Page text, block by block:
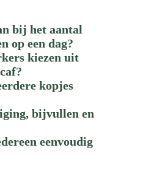
bij het aantal
op een dag?
kiezen uit
kopjes
bijvullen en
eenvoudig